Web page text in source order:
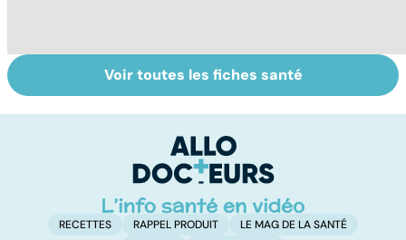
Tout savoir sur
les infections
Inflammation des
amygdales : que
d'angine ?
Voir toutes les fiches santé
RECETTES RAPPEL PRODUIT
LE MAG DE LA SANTÉ